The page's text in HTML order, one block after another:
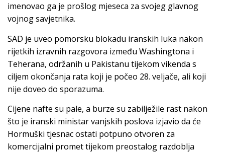
imenovao ga je prošlog mjeseca za svojeg glavnog
vojnog savjetnika.
SAD je uveo pomorsku blokadu iranskih luka nakon
rijetkih izravnih razgovora između Washingtona i
Teherana, održanih u Pakistanu tijekom vikenda s
ciljem okončanja rata koji je počeo 28. veljače, ali koji
nije doveo do sporazuma.
Cijene nafte su pale, a burze su zabilježile rast nakon
što je iranski ministar vanjskih poslova izjavio da će
Hormuški tjesnac ostati potpuno otvoren za
komercijalni promet tijekom preostalog razdoblja